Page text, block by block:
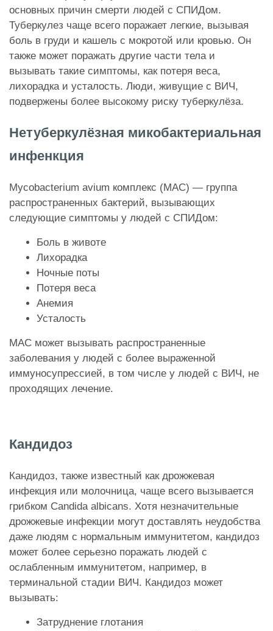
основных причин смерти людей с СПИДом.
Туберкулез чаще всего поражает легкие, вызывая
боль в груди и кашель с мокротой или кровью. Он
также может поражать другие части тела и
вызывать такие симптомы, как потеря веса,
лихорадка и усталость. Люди, живущие с ВИЧ,
подвержены более высокому риску туберкулёза.
Нетуберкулёзная микобактериальная
инфенкция
Mycobacterium avium комплекс (MAC) — группа
распространенных бактерий, вызывающих
следующие симптомы у людей с СПИДом:
Боль в животе
Лихорадка
Ночные поты
Потеря веса
Анемия
Усталость
MAC может вызывать распространенные
заболевания у людей с более выраженной
иммуносупрессией, в том числе у людей с ВИЧ, не
проходящих лечение.
Кандидоз
Кандидоз, также известный как дрожжевая
инфекция или молочница, чаще всего вызывается
грибком Candida albicans. Хотя незначительные
дрожжевые инфекции могут доставлять неудобства
даже людям с нормальным иммунитетом, кандидоз
может более серьезно поражать людей с
ослабленным иммунитетом, например, в
терминальной стадии ВИЧ. Кандидоз может
вызывать:
Затруднение глотания